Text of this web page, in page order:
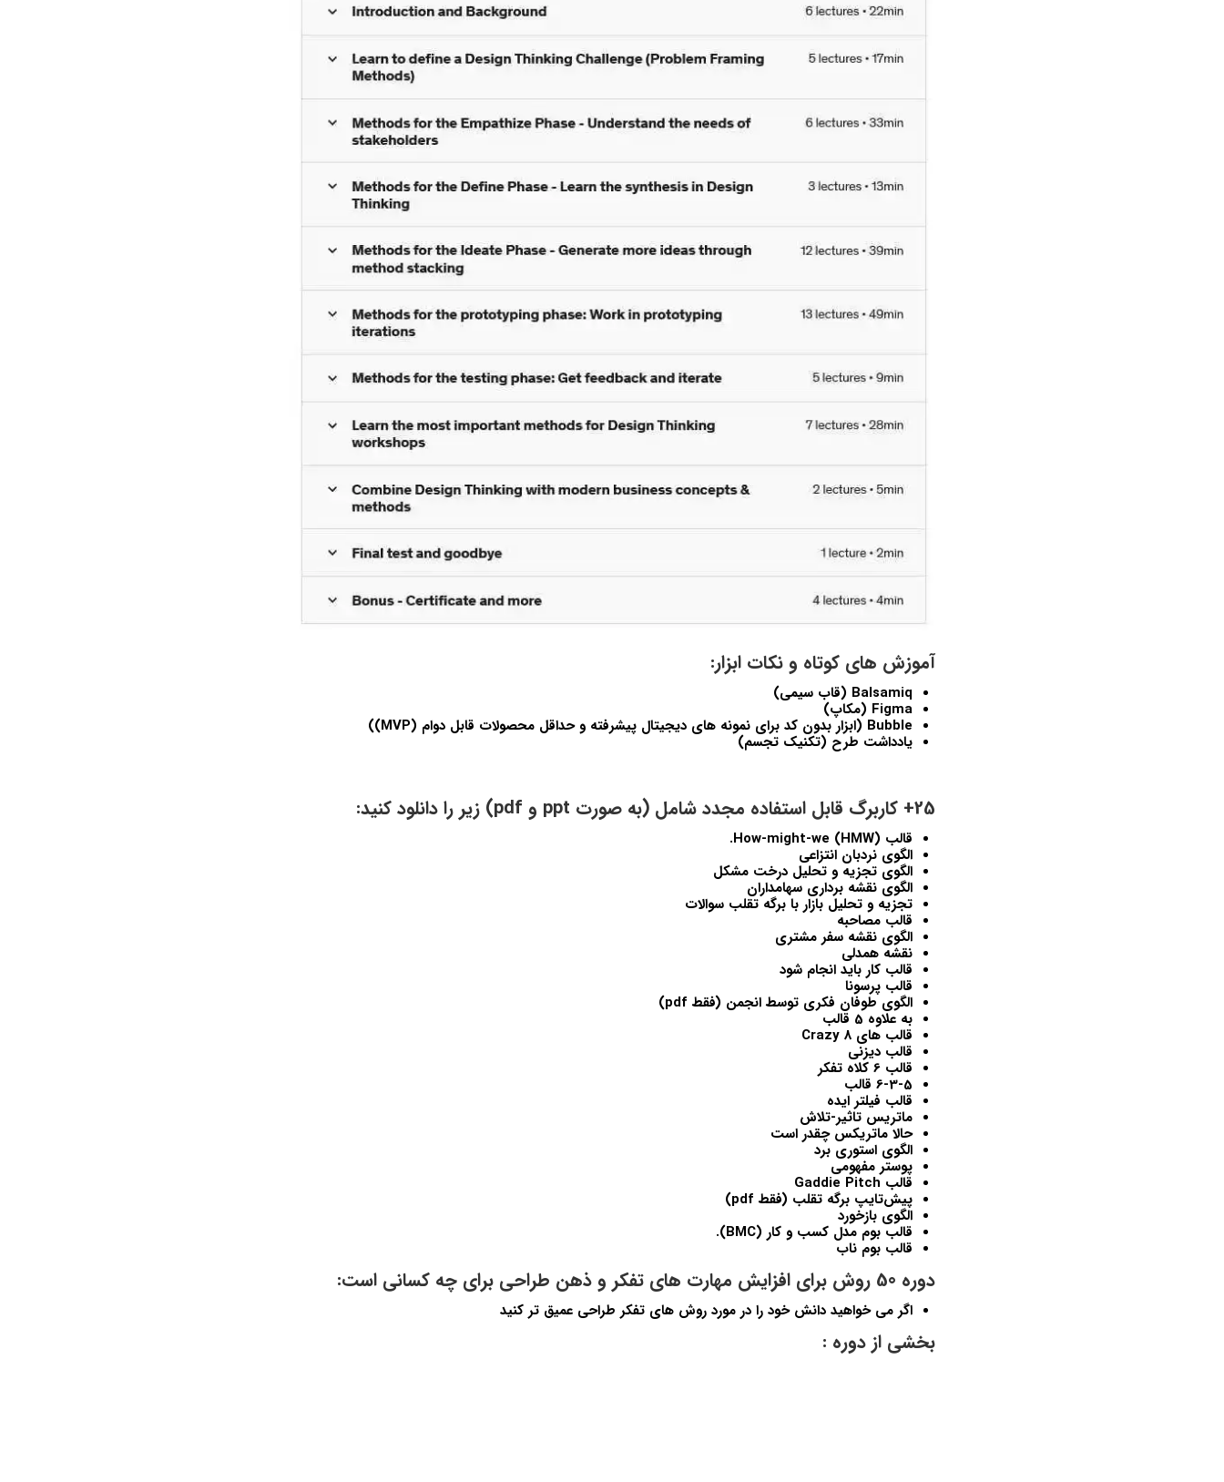
آموزش های کوتاه و نکات ابزار:
Balsamiq (قاب سیمی)
Figma (مکاپ)
Bubble (ابزار بدون کد برای نمونه های دیجیتال پیشرفته و حداقل محصولات قابل دوام (MVP))
یادداشت طرح (تکنیک تجسم)
25+ کاربرگ قابل استفاده مجدد شامل (به صورت ppt و pdf) زیر را دانلود کنید:
قالب How-might-we (HMW).
الگوی نردبان انتزاعی
الگوی تجزیه و تحلیل درخت مشکل
الگوی نقشه برداری سهامداران
تجزیه و تحلیل بازار با برگه تقلب سوالات
قالب مصاحبه
الگوی نقشه سفر مشتری
نقشه همدلی
قالب کار باید انجام شود
قالب پرسونا
الگوی طوفان فکری توسط انجمن (فقط pdf)
به علاوه 5 قالب
قالب های Crazy 8
قالب دیزنی
قالب 6 کلاه تفکر
6-3-5 قالب
قالب فیلتر ایده
ماتریس تاثیر-تلاش
حالا ماتریکس چقدر است
الگوی استوری برد
پوستر مفهومی
قالب Gaddie Pitch
پیش‌تایپ برگه تقلب (فقط pdf)
الگوی بازخورد
قالب بوم مدل کسب و کار (BMC).
قالب بوم ناب
دوره 50 روش برای افزایش مهارت های تفکر و ذهن طراحی برای چه کسانی است:
اگر می خواهید دانش خود را در مورد روش های تفکر طراحی عمیق تر کنید
بخشی از دوره :